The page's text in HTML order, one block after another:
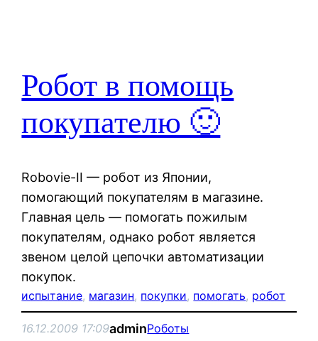
Робот в помощь
покупателю 🙂
Robovie-II — робот из Японии,
помогающий покупателям в магазине.
Главная цель — помогать пожилым
покупателям, однако робот является
звеном целой цепочки автоматизации
покупок.
испытание, магазин, покупки, помогать, робот
16.12.2009 17:09adminРоботы